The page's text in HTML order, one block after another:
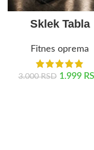
Sklek Tabla
Fitnes oprema
3.000RSD 1.999